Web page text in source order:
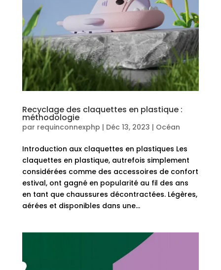
Recyclage des claquettes en plastique :
méthodologie
par requinconnexphp | Déc 13, 2023 | Océan
Introduction aux claquettes en plastiques Les
claquettes en plastique, autrefois simplement
considérées comme des accessoires de confort
estival, ont gagné en popularité au fil des ans
en tant que chaussures décontractées. Légères,
aérées et disponibles dans une...